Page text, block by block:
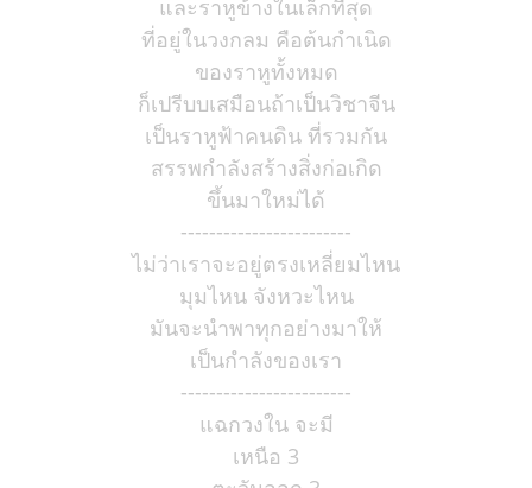
และราหูข้างในเล็กที่สุด
ที่อยู่ในวงกลม คือต้นกำเนิด
ของราหูทั้งหมด
ก็เปรีบบเสมือนถ้าเป็นวิชาจีน
เป็นราหูฟ้าคนดิน ที่รวมกัน
สรรพกำลังสร้างสิ่งก่อเกิด
ขึ้นมาใหม่ได้
------------------------
ไม่ว่าเราจะอยู่ตรงเหลี่ยมไหน
มุมไหน จังหวะไหน
มันจะนำพาทุกอย่างมาให้
เป็นกำลังของเรา
------------------------
แฉกวงใน จะมี
เหนือ 3